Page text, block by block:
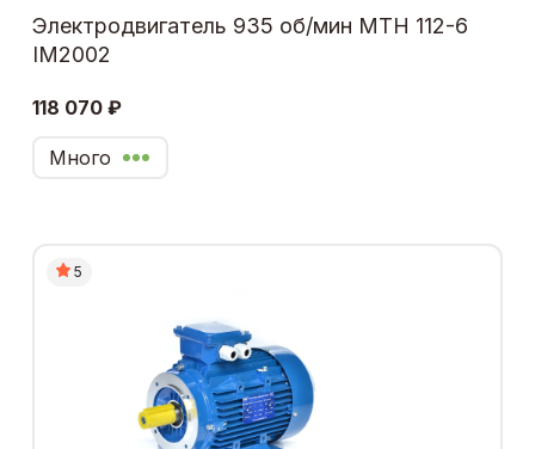
Электродвигатель 935 об/мин МТН 112-6
IM2002
118 070 ₽
Много
5